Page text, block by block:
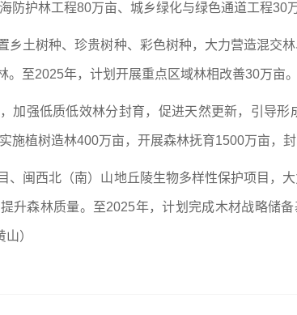
防护林工程80万亩、城乡绿化与绿色通道工程30
乡土树种、珍贵树种、彩色树种，大力营造混交
至2025年，计划开展重点区域林相改善30万亩。
加强低质低效林分封育，促进天然更新，引导
施植树造林400万亩，开展森林抚育1500万亩，封
、闽西北（南）山地丘陵生物多样性保护项目，
升森林质量。至2025年，计划完成木材战略储
）